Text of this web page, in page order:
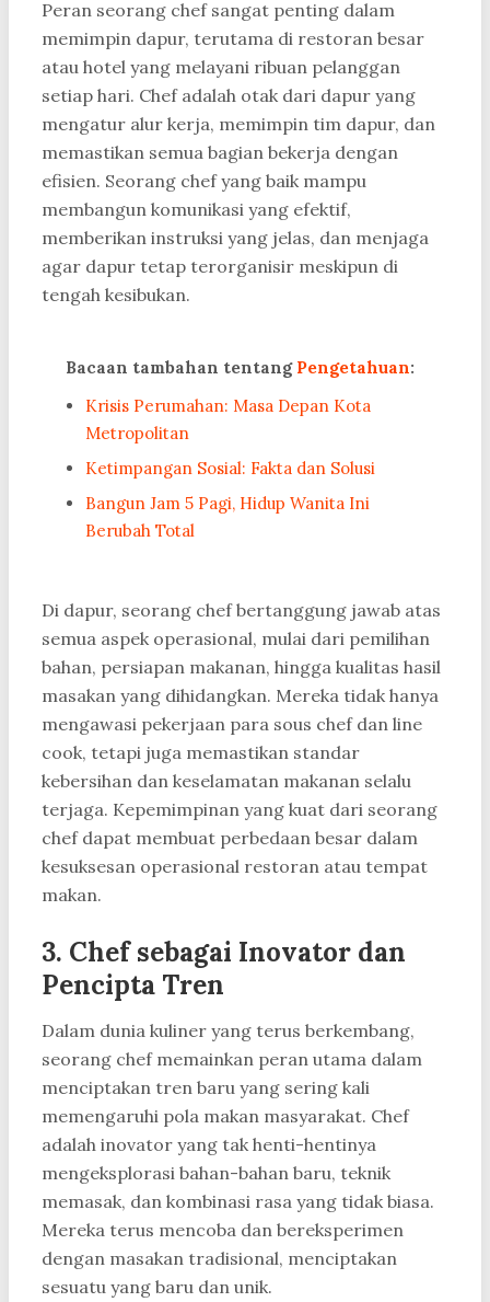
Peran seorang chef sangat penting dalam
memimpin dapur, terutama di restoran besar
atau hotel yang melayani ribuan pelanggan
setiap hari. Chef adalah otak dari dapur yang
mengatur alur kerja, memimpin tim dapur, dan
memastikan semua bagian bekerja dengan
efisien. Seorang chef yang baik mampu
membangun komunikasi yang efektif,
memberikan instruksi yang jelas, dan menjaga
agar dapur tetap terorganisir meskipun di
tengah kesibukan.
Bacaan tambahan tentang Pengetahuan:
Krisis Perumahan: Masa Depan Kota
Metropolitan
Ketimpangan Sosial: Fakta dan Solusi
Bangun Jam 5 Pagi, Hidup Wanita Ini
Berubah Total
Di dapur, seorang chef bertanggung jawab atas
semua aspek operasional, mulai dari pemilihan
bahan, persiapan makanan, hingga kualitas hasil
masakan yang dihidangkan. Mereka tidak hanya
mengawasi pekerjaan para sous chef dan line
cook, tetapi juga memastikan standar
kebersihan dan keselamatan makanan selalu
terjaga. Kepemimpinan yang kuat dari seorang
chef dapat membuat perbedaan besar dalam
kesuksesan operasional restoran atau tempat
makan.
3. Chef sebagai Inovator dan
Pencipta Tren
Dalam dunia kuliner yang terus berkembang,
seorang chef memainkan peran utama dalam
menciptakan tren baru yang sering kali
memengaruhi pola makan masyarakat. Chef
adalah inovator yang tak henti-hentinya
mengeksplorasi bahan-bahan baru, teknik
memasak, dan kombinasi rasa yang tidak biasa.
Mereka terus mencoba dan bereksperimen
dengan masakan tradisional, menciptakan
sesuatu yang baru dan unik.